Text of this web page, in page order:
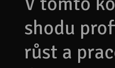
shodu
růst a